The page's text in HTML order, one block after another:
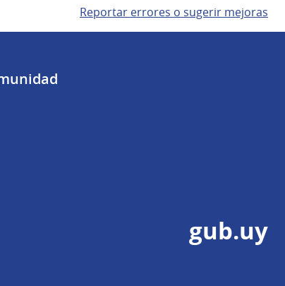
Reportar errores o sugerir mejoras
gub.uy